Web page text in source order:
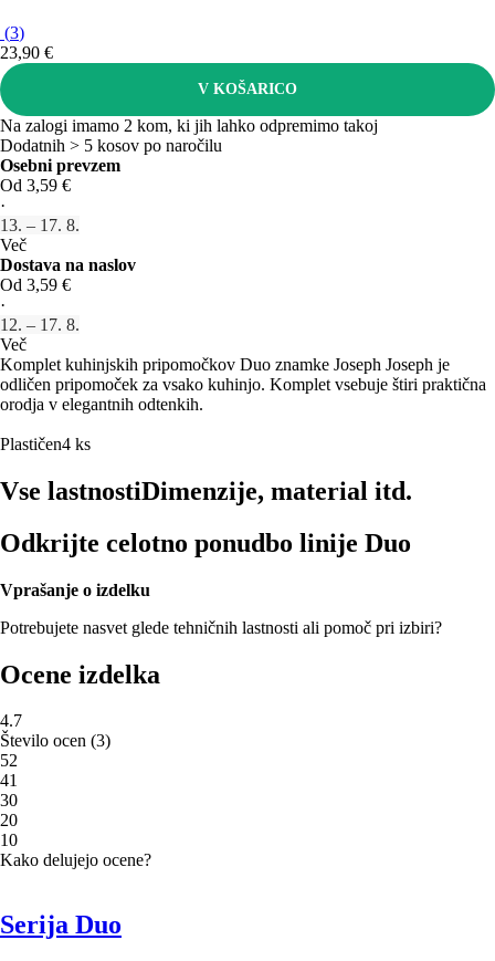
(3)
23,90 €
V KOŠARICO
Na zalogi imamo 2 kom, ki jih lahko odpremimo takoj
Dodatnih > 5 kosov po naročilu
Osebni prevzem
Od 3,59 €
·
13. – 17. 8.
Več
Dostava na naslov
Od 3,59 €
·
12. – 17. 8.
Več
Komplet kuhinjskih pripomočkov Duo znamke Joseph Joseph je
odličen pripomoček za vsako kuhinjo. Komplet vsebuje štiri praktična
orodja v elegantnih odtenkih.
Plastičen4 ks
Vse lastnostiDimenzije, material itd.
Odkrijte celotno ponudbo linije Duo
Vprašanje o izdelku
Potrebujete nasvet glede tehničnih lastnosti ali pomoč pri izbiri?
Ocene izdelka
4.7
Število ocen (3)
52
41
30
20
10
Kako delujejo ocene?
Serija Duo